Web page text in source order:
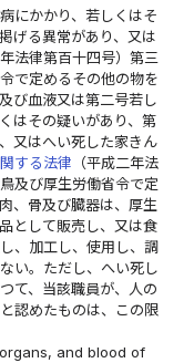
にかかり、若しくはそ
げる異常があり、又は
年法律第百十四号）第三
で定めるその他の物を
び血液又は第二号若し
はその疑いがあり、第
又はへい死した家きん
する法律 （平成二年法
及び厚生労働省令で定
、骨及び臓器は、厚生
として販売し、又は食
、加工し、使用し、調
い。ただし、へい死し
て、当該職員が、人の
認めたものは、この限
and blood of